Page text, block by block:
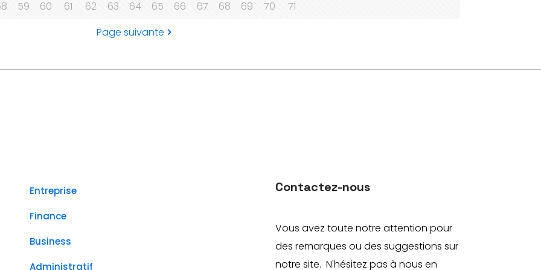
59 60 61 62 63 64 65 66 67 68 69 70
71
Page suivante
Entreprise
Finance
Business
Administratif
Contactez-nous
Vous avez toute notre attention pour
des remarques ou des suggestions sur
notre site. N'hésitez pas à nous en